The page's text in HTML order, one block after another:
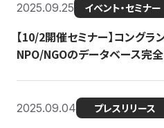
2025.09.25 イベント・セミナー
【10/2開催セミナー】コング
NPO/NGOのデータベース完
2025.09.04 プレスリリース